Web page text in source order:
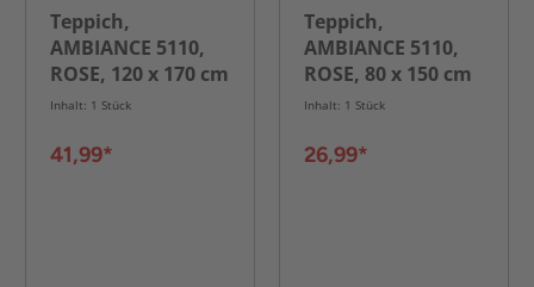
Teppich,
AMBIANCE 5110,
ROSE, 120 x 170 cm
Inhalt: 1 Stück
41,99*
Teppich,
AMBIANCE 5110,
ROSE, 80 x 150 cm
Inhalt: 1 Stück
26,99*